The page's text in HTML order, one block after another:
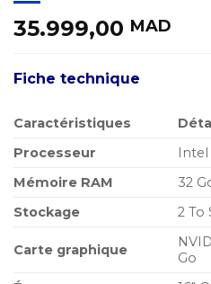
35.999,00 MAD
Fiche technique
Caractéristiques
Processeur
Intel
Mémoire RAM
32
Stockage
2 To
Carte graphique
Go